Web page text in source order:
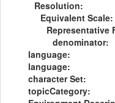
Resolution:
Equivalent Scale:
Representative
denominator:
language:
language:
character Set:
topicCategory: